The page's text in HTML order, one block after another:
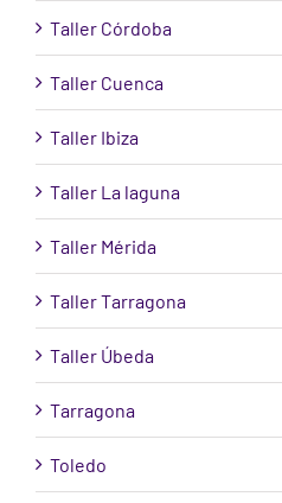
Taller Córdoba
Taller Cuenca
Taller Ibiza
Taller La laguna
Taller Mérida
Taller Tarragona
Taller Úbeda
Tarragona
Toledo